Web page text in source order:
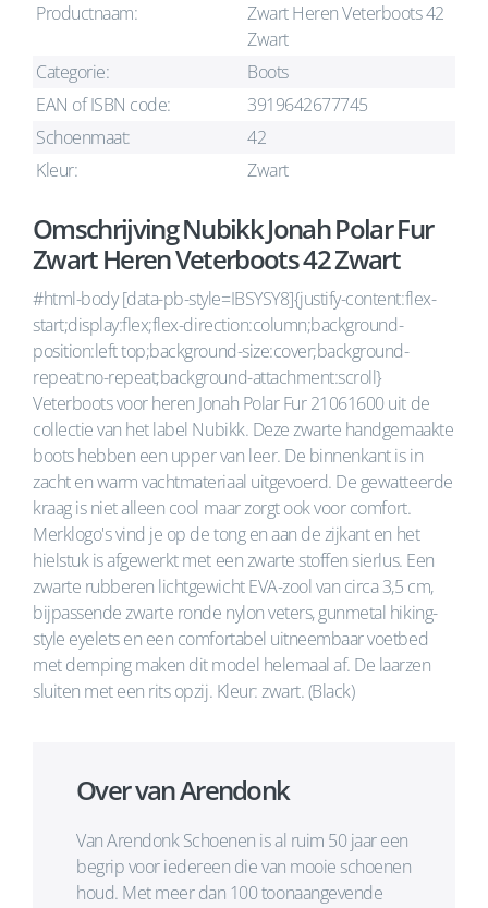
Productnaam:
Zwart Heren Veterboots 42
Zwart
Categorie:
Boots
EAN of ISBN code:
3919642677745
Schoenmaat:
42
Kleur:
Zwart
Omschrijving Nubikk Jonah Polar Fur
Zwart Heren Veterboots 42 Zwart
#html-body [data-pb-style=IBSYSY8]{justify-content:flex-
start;display:flex;flex-direction:column;background-
position:left top;background-size:cover;background-
repeat:no-repeat;background-attachment:scroll}
Veterboots voor heren Jonah Polar Fur 21061600 uit de
collectie van het label Nubikk. Deze zwarte handgemaakte
boots hebben een upper van leer. De binnenkant is in
zacht en warm vachtmateriaal uitgevoerd. De gewatteerde
kraag is niet alleen cool maar zorgt ook voor comfort.
Merklogo's vind je op de tong en aan de zijkant en het
hielstuk is afgewerkt met een zwarte stoffen sierlus. Een
zwarte rubberen lichtgewicht EVA-zool van circa 3,5 cm,
bijpassende zwarte ronde nylon veters, gunmetal hiking-
style eyelets en een comfortabel uitneembaar voetbed
met demping maken dit model helemaal af. De laarzen
sluiten met een rits opzij. Kleur: zwart. (Black)
Over van Arendonk
Van Arendonk Schoenen is al ruim 50 jaar een
begrip voor iedereen die van mooie schoenen
houd. Met meer dan 100 toonaangevende